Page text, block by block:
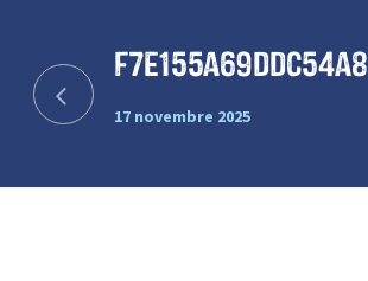
f7e155a69ddc54a8
17 novembre 2025